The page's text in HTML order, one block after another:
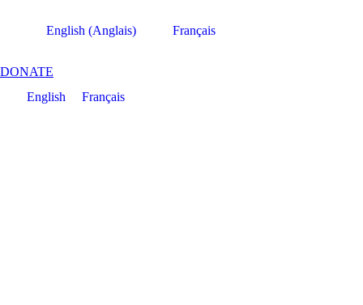
English (Anglais) Français
DONATE
English
Français